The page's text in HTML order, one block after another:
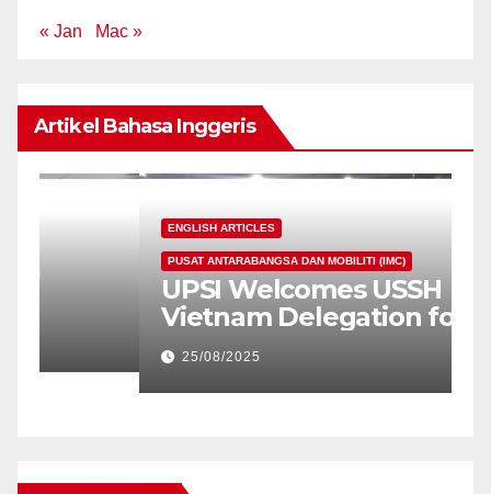
« Jan Mac »
Artikel Bahasa Inggeris
ENGLISH ARTICLES
PUSAT ANTARABANGSA DAN MOBILITI (IMC)
UPSI Welcomes USSH
Vietnam Delegation for
Cultural and Academic
Exchange